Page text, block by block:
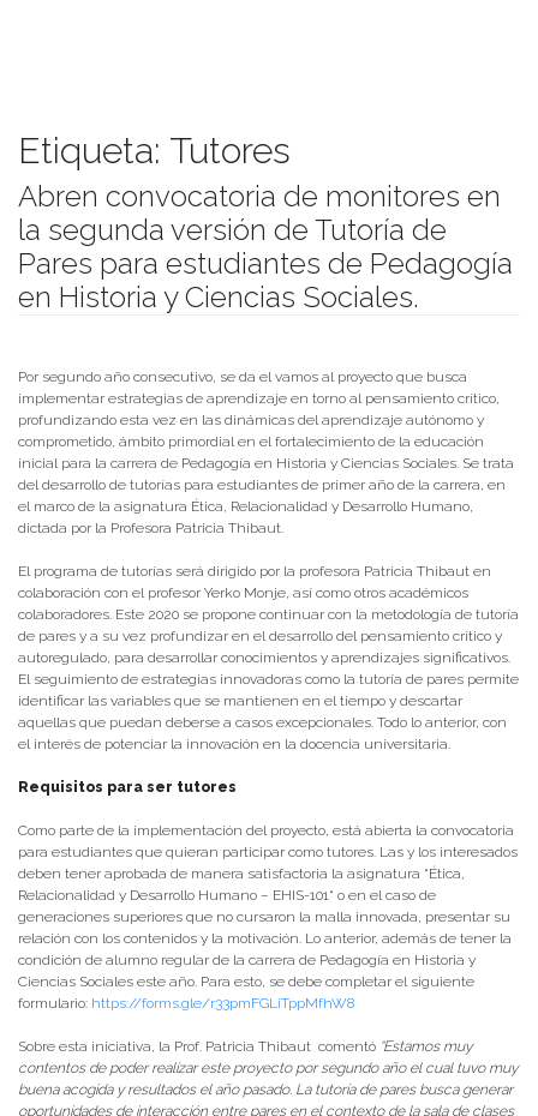
Etiqueta: Tutores
Abren convocatoria de monitores en
la segunda versión de Tutoría de
Pares para estudiantes de Pedagogía
en Historia y Ciencias Sociales.
Por segundo año consecutivo, se da el vamos al proyecto que busca
implementar estrategias de aprendizaje en torno al pensamiento crítico,
profundizando esta vez en las dinámicas del aprendizaje autónomo y
comprometido, ámbito primordial en el fortalecimiento de la educación
inicial para la carrera de Pedagogía en Historia y Ciencias Sociales. Se trata
del desarrollo de tutorías para estudiantes de primer año de la carrera, en
el marco de la asignatura Ética, Relacionalidad y Desarrollo Humano,
dictada por la Profesora Patricia Thibaut.
El programa de tutorías será dirigido por la profesora Patricia Thibaut en
colaboración con el profesor Yerko Monje, así como otros académicos
colaboradores. Este 2020 se propone continuar con la metodología de tutoría
de pares y a su vez profundizar en el desarrollo del pensamiento crítico y
autoregulado, para desarrollar conocimientos y aprendizajes significativos.
El seguimiento de estrategias innovadoras como la tutoría de pares permite
identificar las variables que se mantienen en el tiempo y descartar
aquellas que puedan deberse a casos excepcionales. Todo lo anterior, con
el interés de potenciar la innovación en la docencia universitaria.
Requisitos para ser tutores
Como parte de la implementación del proyecto, está abierta la convocatoria
para estudiantes que quieran participar como tutores. Las y los interesados
deben tener aprobada de manera satisfactoria la asignatura “Ética,
Relacionalidad y Desarrollo Humano – EHIS-101“ o en el caso de
generaciones superiores que no cursaron la malla innovada, presentar su
relación con los contenidos y la motivación. Lo anterior, además de tener la
condición de alumno regular de la carrera de Pedagogía en Historia y
Ciencias Sociales este año. Para esto, se debe completar el siguiente
formulario: https://forms.gle/r33pmFGLiTppMfhW8
Sobre esta iniciativa, la Prof. Patricia Thibaut comentó “Estamos muy
contentos de poder realizar este proyecto por segundo año el cual tuvo muy
buena acogida y resultados el año pasado. La tutoría de pares busca generar
oportunidades de interacción entre pares en el contexto de la sala de clases